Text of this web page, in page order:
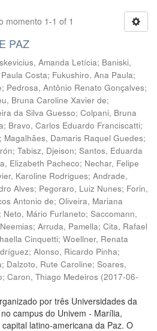
momento 1-1 of 1
PAZ
Amanda Letícia; Baniski,
Costa; Fukushiro, Ana Paula;
; Pedrosa, Antônio Renato Gonçalves;
Bruna Caroline Xavier de;
da Silva Guesso; Colpani, Bruna
; Bravo, Carlos Eduardo Franciscatti;
; Magalhães, Damaris Raquel Guedes;
; Tabisz, Djeison; Santos, Eduarda
Elizabeth Pacheco; Nechar, Felipe
Karoline Rodrigues; Andrade,
Alves; Pegoraro, Luiz Nunes; Forin,
Antonio de; Oliveira, Mariana
; Neto, Mário Furlaneto; Saccomann,
; Arruda, Pamella; Cita, Rafael
Cinquetti; Woellner, Renata
; Alonso, Ricardo Pinha;
; Dalzoto, Rute Caroline; Soares,
; Caron, Thiago Medeiros (2017-06-
por três Universidades da
campus do Univem - Marília,
latino-americana da Paz. O